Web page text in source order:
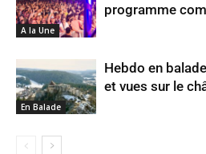
A la Une
programme
En Balade
Hebdo en
et vues sur le